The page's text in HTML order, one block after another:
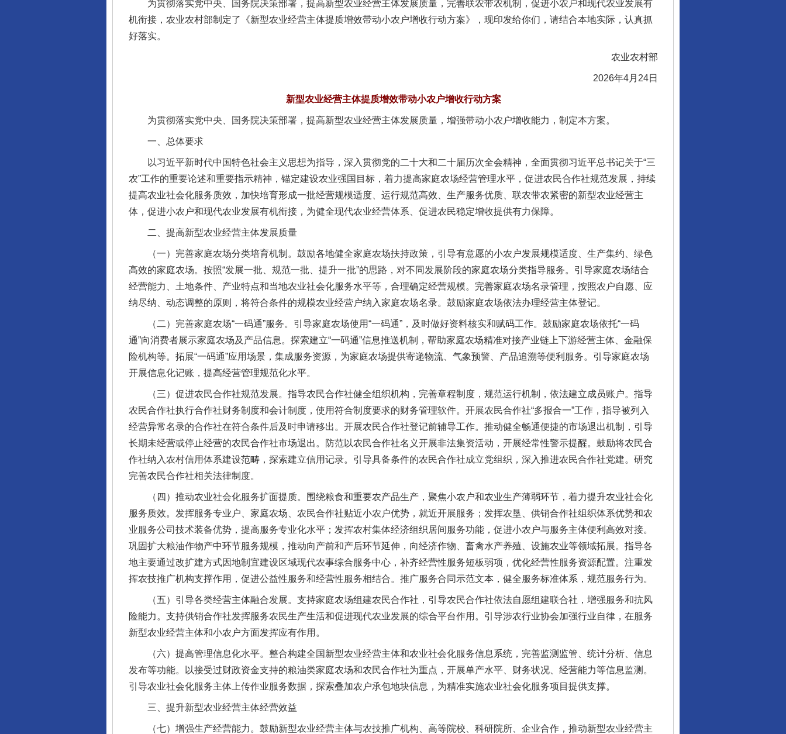
为贯彻落实党中央、国务院决策部署，提高新型农业经营主体发展质量，完善联农带农机制，促进小农户和现代农业发展有
机衔接，农业农村部制定了《新型农业经营主体提质增效带动小农户增收行动方案》，现印发给你们，请结合本地实际，认真抓
好落实。
农业农村部
2026年4月24日
新型农业经营主体提质增效带动小农户增收行动方案
为贯彻落实党中央、国务院决策部署，提高新型农业经营主体发展质量，增强带动小农户增收能力，制定本方案。
一、总体要求
以习近平新时代中国特色社会主义思想为指导，深入贯彻党的二十大和二十届历次全会精神，全面贯彻习近平总书记关于“三
农”工作的重要论述和重要指示精神，锚定建设农业强国目标，着力提高家庭农场经营管理水平，促进农民合作社规范发展，持续
提高农业社会化服务质效，加快培育形成一批经营规模适度、运行规范高效、生产服务优质、联农带农紧密的新型农业经营主
体，促进小农户和现代农业发展有机衔接，为健全现代农业经营体系、促进农民稳定增收提供有力保障。
二、提高新型农业经营主体发展质量
（一）完善家庭农场分类培育机制。鼓励各地健全家庭农场扶持政策，引导有意愿的小农户发展规模适度、生产集约、绿色
高效的家庭农场。按照“发展一批、规范一批、提升一批”的思路，对不同发展阶段的家庭农场分类指导服务。引导家庭农场结合
经营能力、土地条件、产业特点和当地农业社会化服务水平等，合理确定经营规模。完善家庭农场名录管理，按照农户自愿、应
纳尽纳、动态调整的原则，将符合条件的规模农业经营户纳入家庭农场名录。鼓励家庭农场依法办理经营主体登记。
（二）完善家庭农场“一码通”服务。引导家庭农场使用“一码通”，及时做好资料核实和赋码工作。鼓励家庭农场依托“一码
通”向消费者展示家庭农场及产品信息。探索建立“一码通”信息推送机制，帮助家庭农场精准对接产业链上下游经营主体、金融保
险机构等。拓展“一码通”应用场景，集成服务资源，为家庭农场提供寄递物流、气象预警、产品追溯等便利服务。引导家庭农场
开展信息化记账，提高经营管理规范化水平。
（三）促进农民合作社规范发展。指导农民合作社健全组织机构，完善章程制度，规范运行机制，依法建立成员账户。指导
农民合作社执行合作社财务制度和会计制度，使用符合制度要求的财务管理软件。开展农民合作社“多报合一”工作，指导被列入
经营异常名录的合作社在符合条件后及时申请移出。开展农民合作社登记前辅导工作。推动健全畅通便捷的市场退出机制，引导
长期未经营或停止经营的农民合作社市场退出。防范以农民合作社名义开展非法集资活动，开展经常性警示提醒。鼓励将农民合
作社纳入农村信用体系建设范畴，探索建立信用记录。引导具备条件的农民合作社成立党组织，深入推进农民合作社党建。研究
完善农民合作社相关法律制度。
（四）推动农业社会化服务扩面提质。围绕粮食和重要农产品生产，聚焦小农户和农业生产薄弱环节，着力提升农业社会化
服务质效。发挥服务专业户、家庭农场、农民合作社贴近小农户优势，就近开展服务；发挥农垦、供销合作社组织体系优势和农
业服务公司技术装备优势，提高服务专业化水平；发挥农村集体经济组织居间服务功能，促进小农户与服务主体便利高效对接。
巩固扩大粮油作物产中环节服务规模，推动向产前和产后环节延伸，向经济作物、畜禽水产养殖、设施农业等领域拓展。指导各
地主要通过改扩建方式因地制宜建设区域现代农事综合服务中心，补齐经营性服务短板弱项，优化经营性服务资源配置。注重发
挥农技推广机构支撑作用，促进公益性服务和经营性服务相结合。推广服务合同示范文本，健全服务标准体系，规范服务行为。
（五）引导各类经营主体融合发展。支持家庭农场组建农民合作社，引导农民合作社依法自愿组建联合社，增强服务和抗风
险能力。支持供销合作社发挥服务农民生产生活和促进现代农业发展的综合平台作用。引导涉农行业协会加强行业自律，在服务
新型农业经营主体和小农户方面发挥应有作用。
（六）提高管理信息化水平。整合构建全国新型农业经营主体和农业社会化服务信息系统，完善监测监管、统计分析、信息
发布等功能。以接受过财政资金支持的粮油类家庭农场和农民合作社为重点，开展单产水平、财务状况、经营能力等信息监测。
引导农业社会化服务主体上传作业服务数据，探索叠加农户承包地块信息，为精准实施农业社会化服务项目提供支撑。
三、提升新型农业经营主体经营效益
（七）增强生产经营能力。鼓励新型农业经营主体与农技推广机构、高等院校、科研院所、企业合作，推动新型农业经营主